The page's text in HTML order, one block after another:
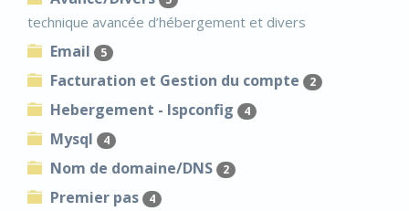
technique avancée d’hébergement et divers
Email 5
Facturation et Gestion du compte 2
Hebergement - Ispconfig 4
Mysql 4
Nom de domaine/DNS 2
Premier pas 4